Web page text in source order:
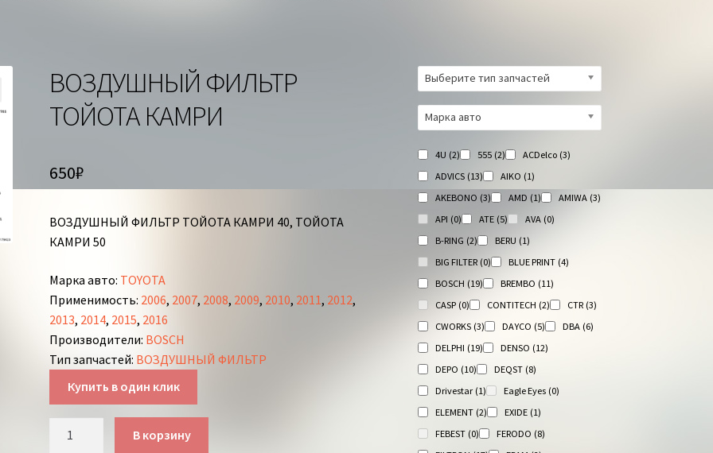
ВОЗДУШНЫЙ ФИЛЬТР
ТОЙОТА КАМРИ
650₽
ВОЗДУШНЫЙ ФИЛЬТР ТОЙОТА КАМРИ 40, ТОЙОТА
КАМРИ 50
Марка авто: TOYOTA
Применимость: 2006, 2007, 2008, 2009, 2010, 2011, 2012,
2013, 2014, 2015, 2016
Производители: BOSCH
Тип запчастей: ВОЗДУШНЫЙ ФИЛЬТР
Купить в один клик
В корзину
Выберите тип запчастей
Марка авто
4U (2) 555 (2) ACDelco (3)
ADVICS (13) AIKO (1)
AKEBONO (3) AMD (1) AMIWA (3)
API (0) ATE (5) AVA (0)
B-RING (2) BERU (1)
BIG FILTER (0) BLUE PRINT (4)
BOSCH (19) BREMBO (11)
CASP (0) CONTITECH (2) CTR (3)
CWORKS (3) DAYCO (5) DBA (6)
DELPHI (19) DENSO (12)
DEPO (10) DEQST (8)
Drivestar (1) Eagle Eyes (0)
ELEMENT (2) EXIDE (1)
FEBEST (0) FERODO (8)